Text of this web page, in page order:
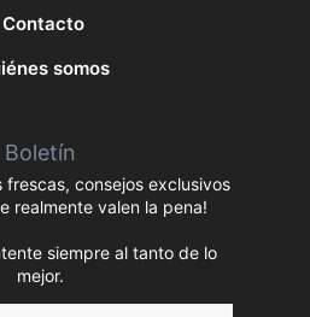
Contacto
somos
Boletín
frescas, consejos exclusivos
realmente valen la pena!
siempre al tanto de lo
mejor.